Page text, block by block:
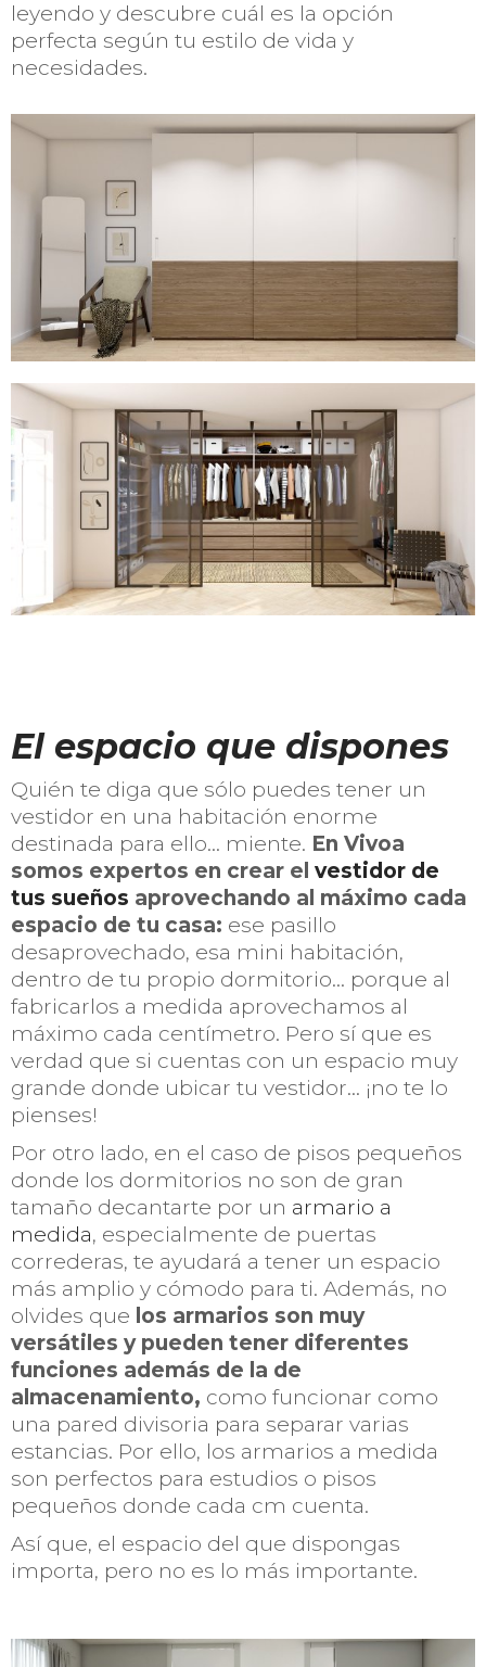
leyendo y descubre cuál es la opción
perfecta según tu estilo de vida y
necesidades.
El espacio que dispones
Quién te diga que sólo puedes tener un
vestidor en una habitación enorme
destinada para ello… miente. En Vivoa
somos expertos en crear el vestidor de
tus sueños aprovechando al máximo cada
espacio de tu casa: ese pasillo
desaprovechado, esa mini habitación,
dentro de tu propio dormitorio… porque al
fabricarlos a medida aprovechamos al
máximo cada centímetro. Pero sí que es
verdad que si cuentas con un espacio muy
grande donde ubicar tu vestidor… ¡no te lo
pienses!
Por otro lado, en el caso de pisos pequeños
donde los dormitorios no son de gran
tamaño decantarte por un armario a
medida, especialmente de puertas
correderas, te ayudará a tener un espacio
más amplio y cómodo para ti. Además, no
olvides que los armarios son muy
versátiles y pueden tener diferentes
funciones además de la de
almacenamiento, como funcionar como
una pared divisoria para separar varias
estancias. Por ello, los armarios a medida
son perfectos para estudios o pisos
pequeños donde cada cm cuenta.
Así que, el espacio del que dispongas
importa, pero no es lo más importante.